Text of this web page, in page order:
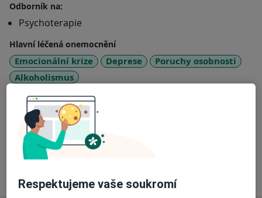
Odborník na:
Psychoterapie
Hlavní léčená onemocnění
Emocionální krize Deprese
Poruchy osobnosti
Alkoholismus
Posttraumatická stresová porucha (PTSD)
Pacienti, které ošetřuji
Dospělí
o zkušenostech
Respektujeme vaše soukromí